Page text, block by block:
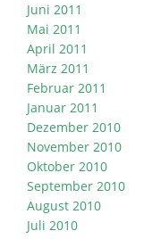
Juni 2011
Mai 2011
April 2011
März 2011
Februar 2011
Januar 2011
Dezember 2010
November 2010
Oktober 2010
September 2010
August 2010
Juli 2010